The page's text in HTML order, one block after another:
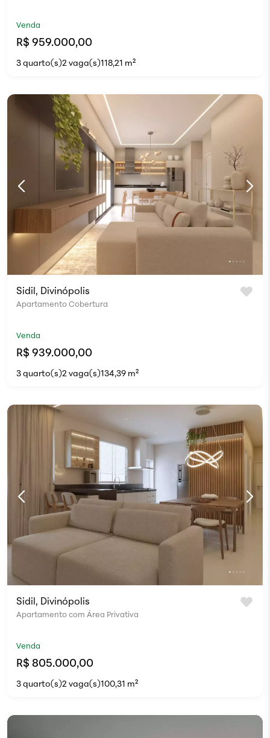
Venda
R$ 959.000,00
3 quarto(s)2 vaga(s)118,21 m²
Sidil, Divinópolis
Apartamento Cobertura
Venda
R$ 939.000,00
3 quarto(s)2 vaga(s)134,39 m²
Sidil, Divinópolis
Apartamento com Área Privativa
Venda
R$ 805.000,00
3 quarto(s)2 vaga(s)100,31 m²